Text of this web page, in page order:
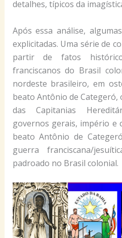
detalhes, típicos da
Após essa análise,
explicitadas. Uma série de
partir de fatos
franciscanos do Brasil
nordeste brasileiro, em
beato Antônio de Categeró,
das Capitanias
governos gerais, império e
beato Antônio de
guerra franciscana/
padroado no Brasil colonial.